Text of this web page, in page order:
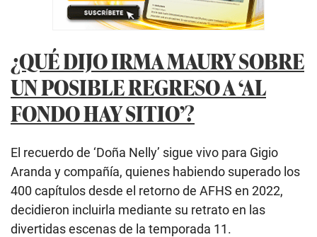
¿QUÉ DIJO IRMA MAURY SOBRE
UN POSIBLE REGRESO A ‘AL
FONDO HAY SITIO’?
El recuerdo de ‘Doña Nelly’ sigue vivo para Gigio
Aranda y compañía, quienes habiendo superado los
400 capítulos desde el retorno de AFHS en 2022,
decidieron incluirla mediante su retrato en las
divertidas escenas de la temporada 11.